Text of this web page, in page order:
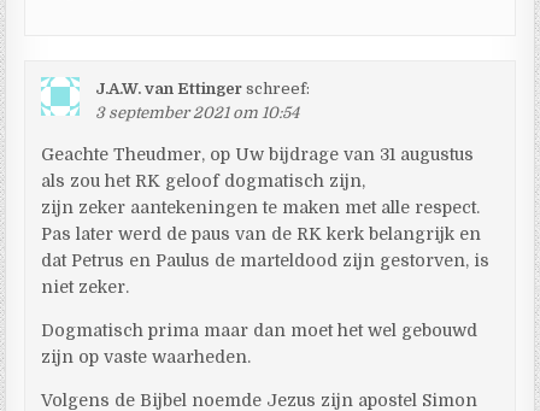
J.A.W. van Ettinger schreef:
3 september 2021 om 10:54
Geachte Theudmer, op Uw bijdrage van 31 augustus
als zou het RK geloof dogmatisch zijn,
zijn zeker aantekeningen te maken met alle respect.
Pas later werd de paus van de RK kerk belangrijk en
dat Petrus en Paulus de marteldood zijn gestorven, is
niet zeker.
Dogmatisch prima maar dan moet het wel gebouwd
zijn op vaste waarheden.
Volgens de Bijbel noemde Jezus zijn apostel Simon